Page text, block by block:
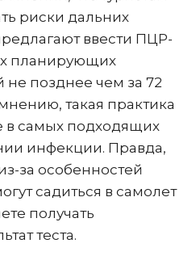
риски дальних
ввести ПЦР-
планирующих
не позднее чем за 72
такая практика
в самых подходящих
инфекции. Правда,
за особенностей
садиться в самолет
получать
теста.